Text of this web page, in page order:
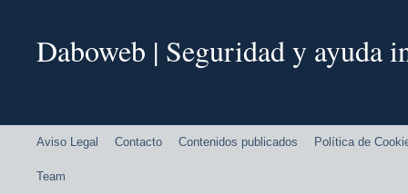
Daboweb | Seguridad y ayuda
Aviso Legal Contacto Contenidos publicados Política de
Team